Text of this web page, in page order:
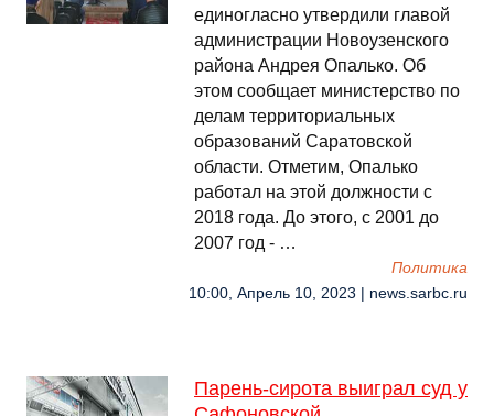
единогласно утвердили главой
администрации Новоузенского
района Андрея Опалько. Об
этом сообщает министерство по
делам территориальных
образований Саратовской
области. Отметим, Опалько
работал на этой должности с
2018 года. До этого, с 2001 до
2007 год - …
Политика
10:00, Апрель 10, 2023 | news.sarbc.ru
Парень-сирота выиграл суд у